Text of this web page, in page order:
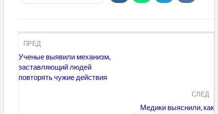
ПРЕД
Ученые выявили механизм,
заставляющий людей
повторять чужие действия
СЛЕД
Медики выяснили, как